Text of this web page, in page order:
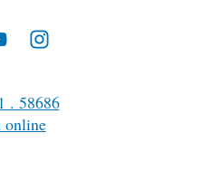
. 58686
online